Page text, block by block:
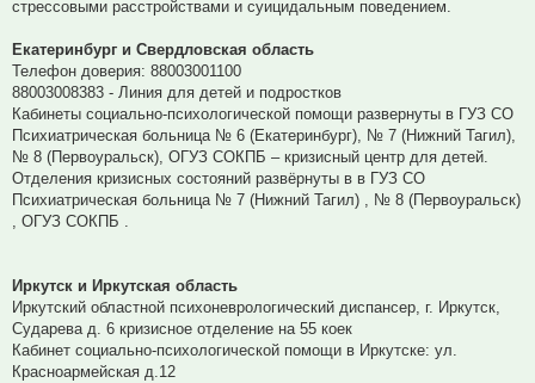
стрессовыми расстройствами и суицидальным поведением.
Екатеринбург и Свердловская область
Телефон доверия: 88003001100
88003008383 - Линия для детей и подростков
Кабинеты социально-психологической помощи развернуты в ГУЗ СО
Психиатрическая больница № 6 (Екатеринбург), № 7 (Нижний Тагил),
№ 8 (Первоуральск), ОГУЗ СОКПБ – кризисный центр для детей.
Отделения кризисных состояний развёрнуты в в ГУЗ СО
Психиатрическая больница № 7 (Нижний Тагил) , № 8 (Первоуральск)
, ОГУЗ СОКПБ .
Иркутск и Иркутская область
Иркутский областной психоневрологический диспансер, г. Иркутск,
Сударева д. 6 кризисное отделение на 55 коек
Кабинет социально-психологической помощи в Иркутске: ул.
Красноармейская д.12